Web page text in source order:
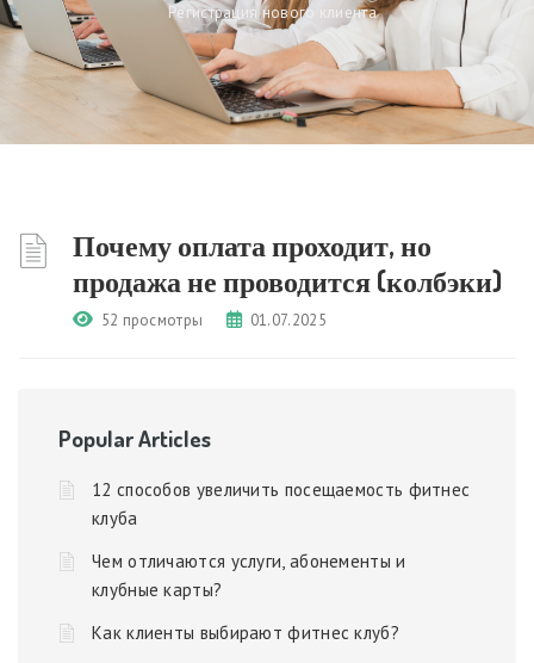
Регистрация нового клиента
Почему оплата проходит, но
продажа не проводится (колбэки)
52 просмотры 01.07.2025
Popular Articles
12 способов увеличить посещаемость фитнес
клуба
Чем отличаются услуги, абонементы и
клубные карты?
Как клиенты выбирают фитнес клуб?